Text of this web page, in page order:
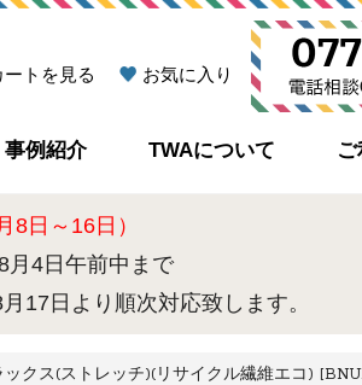
ートを見る お気に入り
事例紹介 TWAについて
8日～16日）
月4日午前中まで
月17日より順次対応致します。
クス(ストレッチ)(リサイクル繊維エコ)